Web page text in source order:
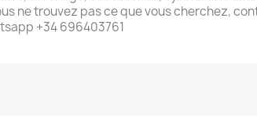
ne trouvez pas ce que vous cherchez,
+34 696403761